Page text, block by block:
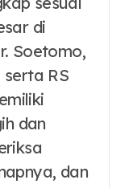
di
Soetomo,
serta RS
dan
dan